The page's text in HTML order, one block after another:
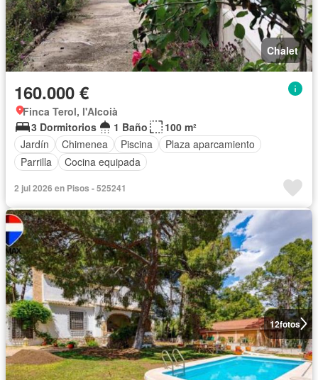
Chalet
160.000 €
Finca Terol, l'Alcoià
3 Dormitorios
1 Baño
100 m²
Jardín
Chimenea Piscina
Plaza aparcamiento
Parrilla
Cocina equipada
2 jul 2026 en Pisos - 525241
12fotos